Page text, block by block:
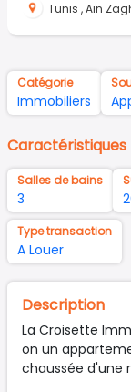
Tunis ,Ain
Catégorie
Immobiliers
Caractéristiques
Salles de bains
3
Type transaction
A Louer
Description
La Croisette
on un
chaussée d'une